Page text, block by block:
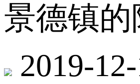
景德镇
2019-